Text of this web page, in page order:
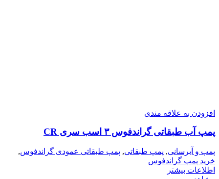
افزودن به علاقه مندی
پمپ آب طبقاتی گراندفوس ۳ اسب سری CR
پمپ و آبرسانی, پمپ طبقاتی, پمپ طبقاتی عمودی گراندفوس,
خرید پمپ گراندفوس
اطلاعات بیشتر